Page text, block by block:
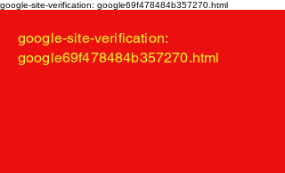
google-site-verification: google69f478484b357270.html
google-site-verification:
google69f478484b357270.html